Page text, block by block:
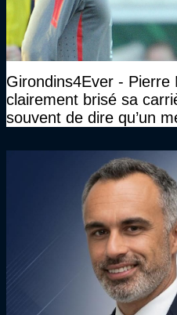
Girondins4Ever - Pierre
clairement brisé sa
souvent de dire qu’un